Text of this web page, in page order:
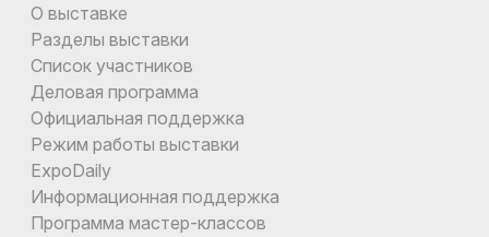
О выставке
Разделы выставки
Список участников
Деловая программа
Официальная поддержка
Режим работы выставки
ExpoDaily
Информационная поддержка
Программа мастер-классов